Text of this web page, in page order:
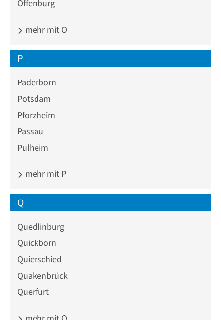
Offenburg
mehr mit O
P
Paderborn
Potsdam
Pforzheim
Passau
Pulheim
mehr mit P
Q
Quedlinburg
Quickborn
Quierschied
Quakenbrück
Querfurt